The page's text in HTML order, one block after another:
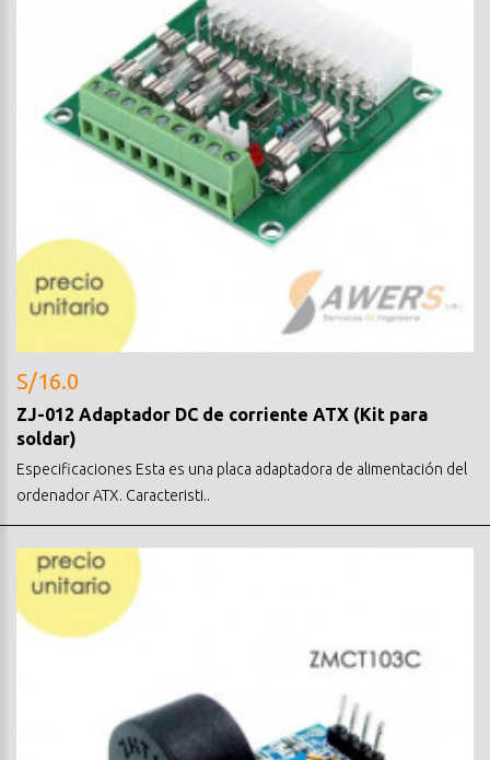
S/16.0
ZJ-012 Adaptador DC de corriente ATX (Kit para
soldar)
Especificaciones Esta es una placa adaptadora de alimentación del
ordenador ATX. Caracteristi..